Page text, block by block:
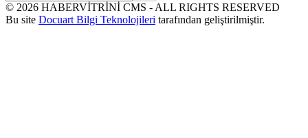
© 2026 HABERVİTRİNİ CMS - ALL RIGHTS RESERVED
Bu site Docuart Bilgi Teknolojileri tarafından geliştirilmiştir.